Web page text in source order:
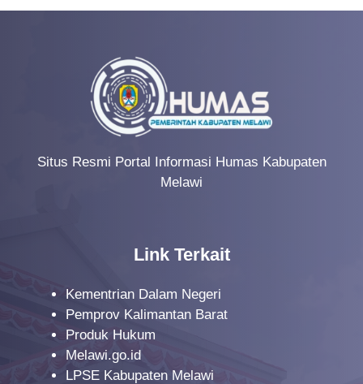
N
t
Situs Resmi Portal Informasi Humas Kabupaten
Melawi
Link Terkait
Kementrian Dalam Negeri
Pemprov Kalimantan Barat
Produk Hukum
Melawi.go.id
LPSE Kabupaten Melawi